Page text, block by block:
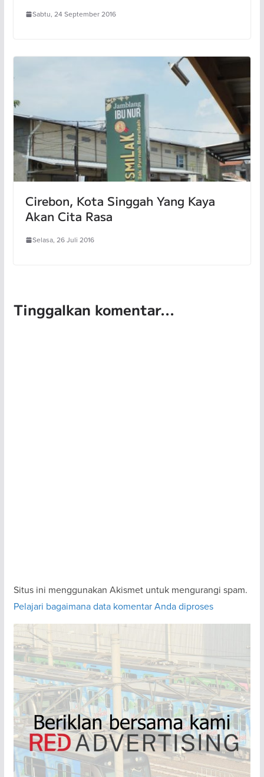
Sabtu, 24 September 2016
Cirebon, Kota Singgah Yang Kaya
Akan Cita Rasa
Selasa, 26 Juli 2016
Tinggalkan komentar...
Situs ini menggunakan Akismet untuk mengurangi spam.
Pelajari bagaimana data komentar Anda diproses